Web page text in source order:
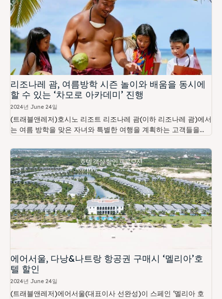
리조나레 괌, 여름방학 시즌 놀이와 배움을 동시에
할 수 있는 ‘차모로 아카데미’ 진행
2024년 June 24일
(트래블앤레저)호시노 리조트 리조나레 괌(이하 리조나레 괌)에서
는 여름 방학을 맞은 자녀와 특별한 여행을 계획하는 고객들을...
에어서울, 다낭&나트랑 항공권 구매시 ‘멜리아’호
텔 할인
2024년 June 24일
(트래블앤레저)에어서울(대표이사 선완성)이 스페인 ‘멜리아 호